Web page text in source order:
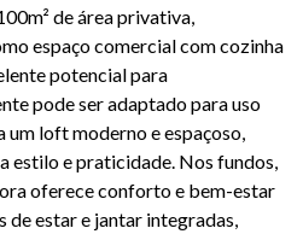
de área privativa,
espaço comercial com cozinha
potencial para
pode ser adaptado para uso
um loft moderno e espaçoso,
estilo e praticidade. Nos fundos,
oferece conforto e bem-estar
de estar e jantar integradas,